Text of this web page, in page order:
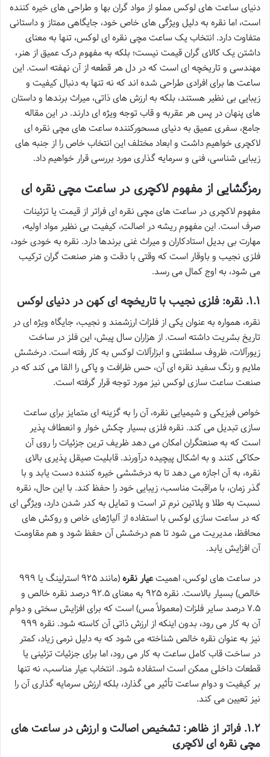
دنیای ساعت های لوکس مملو از مواد گران بها و طراحی های خیره کننده
است، اما نقره به دلیل ویژگی های خاص خود، جایگاهی ممتاز و داستانی
متفاوت دارد. انتخاب یک ساعت مچی نقره ای لوکس، تنها به معنای
داشتن یک کالای گران قیمت نیست؛ بلکه به مفهوم درک عمیق از هنر،
مهندسی و تاریخچه ای است که در دل هر قطعه از آن نهفته است. این
ساعت ها برای افرادی طراحی شده اند که نه تنها به دنبال کیفیت و
زیبایی بی نظیر هستند، بلکه به ارزش های ذاتی، میراث برندها و داستان
های پنهان در پس هر عقربه و قاب توجه ویژه ای دارند. در این مقاله
جامع، سفری عمیق به دنیای مسحورکننده ساعت های مچی نقره ای
لاکچری خواهیم داشت و ابعاد مختلف این انتخاب خاص را از جنبه های
زیبایی شناسی، فنی و سرمایه گذاری مورد بررسی قرار خواهیم داد.
رمزگشایی از مفهوم لاکچری در ساعت مچی نقره ای
مفهوم لاکچری در ساعت های مچی نقره ای فراتر از قیمت یا تزئینات
صرف است. این مفهوم ریشه در اصالت، کیفیت بی نظیر مواد اولیه،
مهارت بی بدیل استادکاران و میراث غنی برندها دارد. نقره به خودی خود،
فلزی نجیب و باوقار است که وقتی با دقت و هنر صنعت گران ترکیب
می شود، به اوج کمال می رسد.
۱.۱. نقره: فلزی نجیب با تاریخچه ای کهن در دنیای لوکس
نقره، همواره به عنوان یکی از فلزات ارزشمند و نجیب، جایگاه ویژه ای در
تاریخ بشریت داشته است. از هزاران سال پیش، این فلز در ساخت
زیورآلات، ظروف سلطنتی و ابزارآلات لوکس به کار رفته است. درخشش
ملایم و رنگ سفید نقره ای آن، حس ظرافت و پاکی را القا می کند که در
صنعت ساعت سازی لوکس نیز مورد توجه قرار گرفته است.
خواص فیزیکی و شیمیایی نقره، آن را به گزینه ای متمایز برای ساعت
سازی تبدیل می کند. نقره فلزی بسیار چکش خوار و انعطاف پذیر
است که به صنعتگران امکان می دهد ظریف ترین جزئیات را روی آن
حکاکی کنند و به اشکال پیچیده درآورند. قابلیت صیقل پذیری بالای
نقره، به آن اجازه می دهد تا به درخششی خیره کننده دست یابد و با
گذر زمان، با مراقبت مناسب، زیبایی خود را حفظ کند. با این حال، نقره
نسبت به طلا و پلاتین نرم تر است و تمایل به کدر شدن دارد، ویژگی ای
که در ساعت سازی لوکس با استفاده از آلیاژهای خاص و روکش های
محافظ، مدیریت می شود تا هم درخشش آن حفظ شود و هم مقاومت
آن افزایش یابد.
در ساعت های لوکس، اهمیتعیار نقره
(مانند ۹۲۵ استرلینگ یا ۹۹۹
خالص) بسیار بالاست. نقره ۹۲۵ به معنای ۹۲.۵ درصد نقره خالص و
۷.۵ درصد سایر فلزات (معمولاً مس) است که برای افزایش سختی و دوام
آن به کار می رود، بدون اینکه از ارزش ذاتی آن کاسته شود. نقره ۹۹۹
نیز به عنوان نقره خالص شناخته می شود که به دلیل نرمی زیاد، کمتر
در ساخت قاب کامل ساعت به کار می رود، اما برای جزئیات تزئینی یا
قطعات داخلی ممکن است استفاده شود. انتخاب عیار مناسب، نه تنها
بر کیفیت و دوام ساعت تأثیر می گذارد، بلکه ارزش سرمایه گذاری آن را
نیز تعیین می کند.
۱.۲. فراتر از ظاهر: تشخیص اصالت و ارزش در ساعت های
مچی نقره ای لاکچری